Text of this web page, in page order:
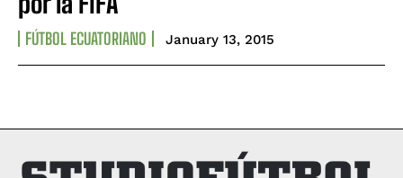
FÚTBOL ECUATORIANO January 13, 2015